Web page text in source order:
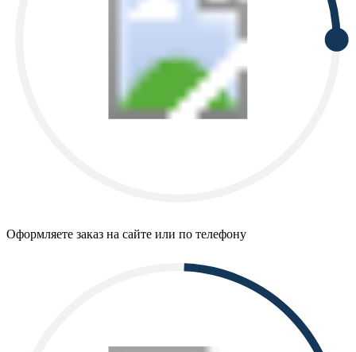
Оформляете заказ на сайте или по телефону